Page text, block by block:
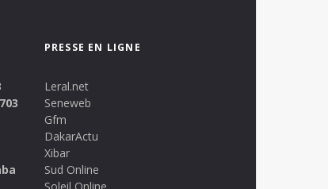
PRESSE EN LIGNE
Leral.net
Seneweb
Gfm
DakarActu
Xibar
Sud Online